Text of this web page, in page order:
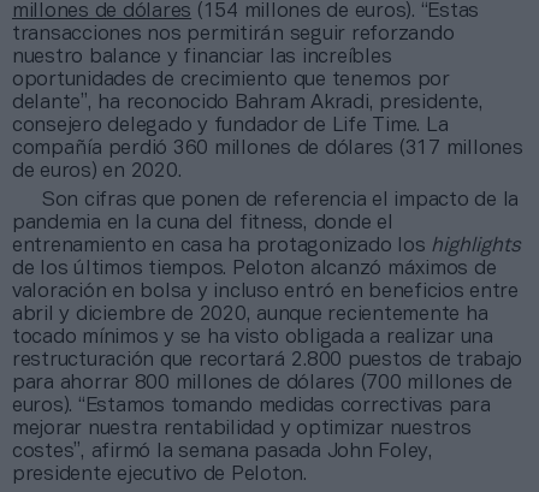
millones de dólares (154 millones de euros). “Estas
transacciones nos permitirán seguir reforzando
nuestro balance y financiar las increíbles
oportunidades de crecimiento que tenemos por
delante”, ha reconocido Bahram Akradi, presidente,
consejero delegado y fundador de Life Time. La
compañía perdió 360 millones de dólares (317 millones
de euros) en 2020.
Son cifras que ponen de referencia el impacto de la
pandemia en la cuna del fitness, donde el
entrenamiento en casa ha protagonizado los highlights
de los últimos tiempos. Peloton alcanzó máximos de
valoración en bolsa y incluso entró en beneficios entre
abril y diciembre de 2020, aunque recientemente ha
tocado mínimos y se ha visto obligada a realizar una
restructuración que recortará 2.800 puestos de trabajo
para ahorrar 800 millones de dólares (700 millones de
euros). “Estamos tomando medidas correctivas para
mejorar nuestra rentabilidad y optimizar nuestros
costes”, afirmó la semana pasada John Foley,
presidente ejecutivo de Peloton.